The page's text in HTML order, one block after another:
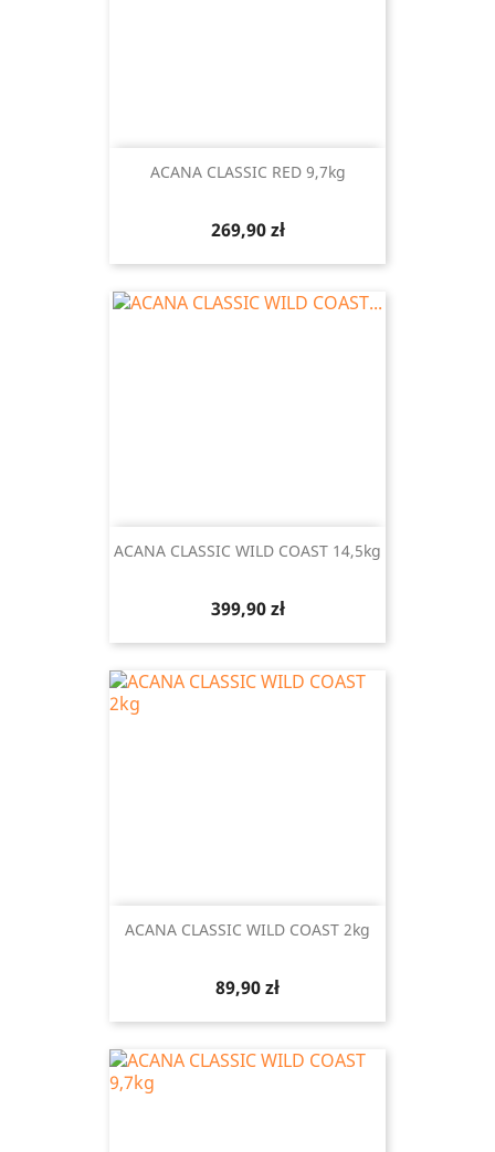
ACANA CLASSIC RED 9,7kg
Cena
269,90 zł
ACANA CLASSIC WILD COAST 14,5kg
Cena
399,90 zł
ACANA CLASSIC WILD COAST 2kg
Cena
89,90 zł